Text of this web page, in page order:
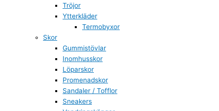
Tröjor
Ytterkläder
Termobyxor
Skor
Gummistövlar
Inomhusskor
Löparskor
Promenadskor
Sandaler / Tofflor
Sneakers